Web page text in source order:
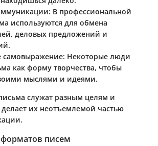
: В профессиональной
используются для обмена
деловых предложений и
самовыражение: Некоторые люди
как форму творчества, чтобы
мыслями и идеями.
служат разным целям и
их неотъемлемой частью
писем